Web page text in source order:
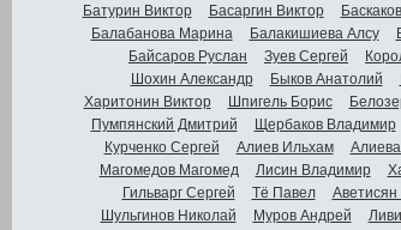
Батурин Виктор
Басаргин Виктор
Балабанова Марина
Балакишиева Алсу
Байсаров Руслан
Зуев Сергей
Шохин Александр
Быков Анатолий
Харитонин Виктор
Шпигель Борис
Пумпянский Дмитрий
Щербаков Владимир
Курченко Сергей
Алиев Ильхам
Магомедов Магомед
Лисин Владимир
Гильварг Сергей
Тё Павел
Шульгинов Николай
Муров Андрей